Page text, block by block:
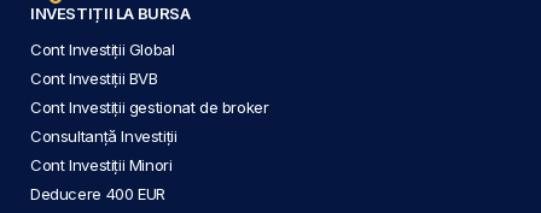
INVESTIȚII LA BURSA
Cont Investiții Global
Cont Investiții BVB
Cont Investiții gestionat de broker
Consultanță Investiții
Cont Investiții Minori
Deducere 400 EUR